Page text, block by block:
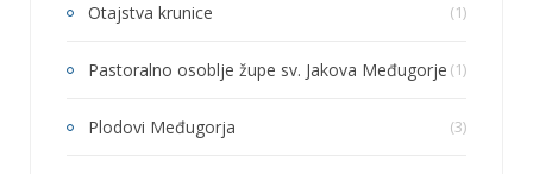
Otajstva krunice (1)
Pastoralno osoblje župe sv. Jakova Međugorje (1)
Plodovi Međugorja (3)